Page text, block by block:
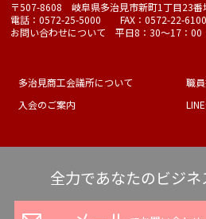
〒507-8608 岐阜県多治見市新町1丁目23番
電話：0572-25-5000 FAX：0572-22-6100
お問い合わせについて 平日8：30～17：00
多治見商工会議所について
職
入会のご案内
全力であなたのビジ